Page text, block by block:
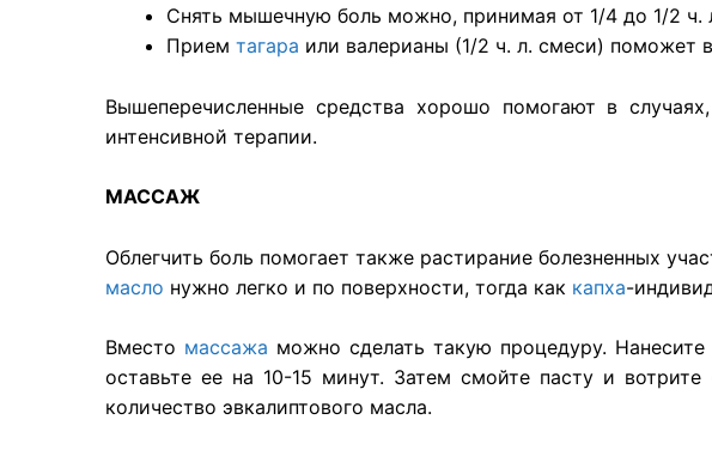
Снять мышечную боль можно, принимая от 1/4 до 1/2 ч.
Прием тагара или валерианы (1/2 ч. л. смеси) поможет
Вышеперечисленные средства хорошо помогают в
интенсивной терапии.
МАССАЖ
Облегчить боль помогает также растирание болезненных
масло нужно легко и по поверхности, тогда как капха-
Вместо массажа можно сделать такую процедуру.
оставьте ее на 10-15 минут. Затем смойте пасту и
количество эвкалиптового масла.